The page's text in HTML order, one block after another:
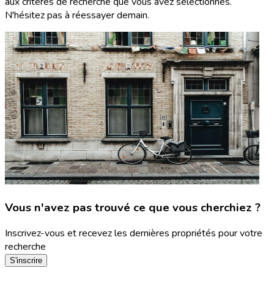
N'hésitez pas à réessayer demain.
Vous n'avez pas trouvé ce que vous cherchiez ?
Inscrivez-vous et recevez les dernières propriétés pour votre
recherche
S'inscrire